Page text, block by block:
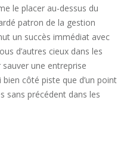
le placer au-dessus du
patron de la gestion
un succès immédiat avec
d’autres cieux dans les
une entreprise
côté piste que d’un point
sans précédent dans les